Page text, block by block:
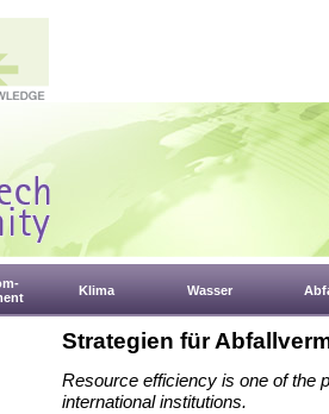
Klima Wasser
Strategien für
Resource efficiency is one of the
international institutions.